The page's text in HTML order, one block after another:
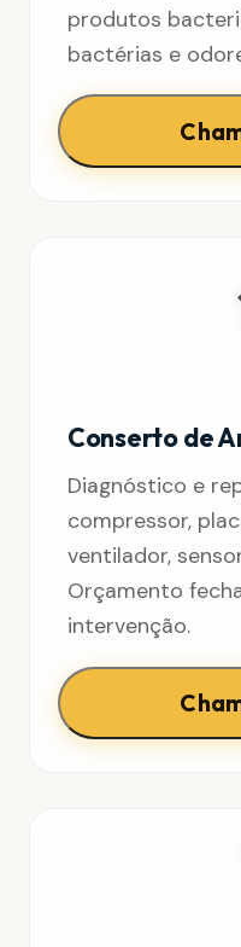
produtos
bactérias e
Conserto de
Diagnóstico e
compressor,
ventilador,
Orçamento
intervenção.